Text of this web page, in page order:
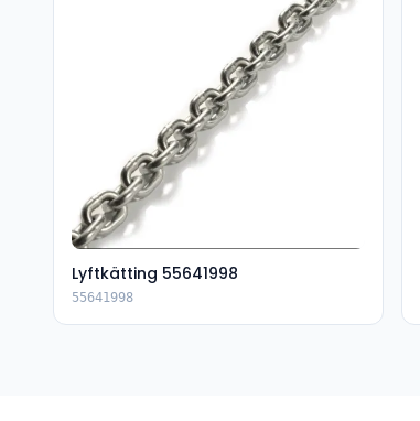
Lyftkätting 55641998
55641998